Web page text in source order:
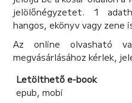
A kisfiú és a tehenek
Jeles napok – Mikulás
Életképek – Üldözöm a
Elavult és erkölcsileg
Jeles napok – Lánykérés
Hangulat – Tánc
Sületlenség – A tök esete a
jelölőnégyzetet. 1
hangos, ekönyv vagy zene
Az online olvasható
megvásárlásához kérlek,
Letölthető e-book
epub, mobi